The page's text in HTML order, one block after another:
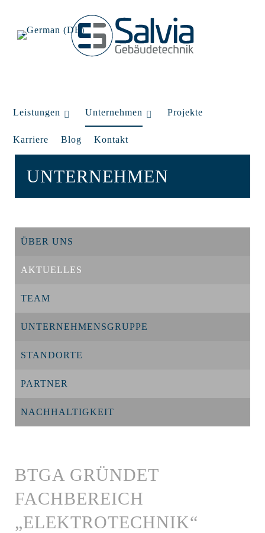
Leistungen Unternehmen Projekte
Karriere Blog Kontakt
UNTERNEHMEN
ÜBER UNS
AKTUELLES
TEAM
UNTERNEHMENSGRUPPE
STANDORTE
PARTNER
NACHHALTIGKEIT
BTGA GRÜNDET
FACHBEREICH
„ELEKTROTECHNIK“